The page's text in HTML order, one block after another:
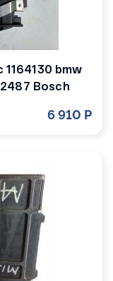
bmw
Bosch
6 910 Р